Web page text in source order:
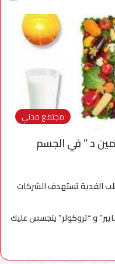
مجتمع مدني
و “تروكولر” يتجسس عليك